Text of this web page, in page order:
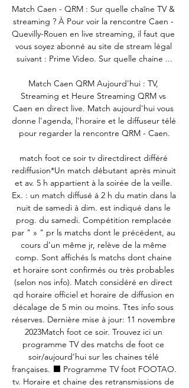
Match Caen - QRM : Sur quelle chaîne TV &
streaming ? À Pour voir la rencontre Caen -
Quevilly-Rouen en live streaming, il faut que
vous soyez abonné au site de stream légal
suivant : Prime Video. Sur quelle chaine ...
Match Caen QRM Aujourd'hui : TV,
Streaming et Heure Streaming QRM vs
Caen en direct live. Match aujourd'hui vous
donne l'agenda, l'horaire et le diffuseur télé
pour regarder la rencontre QRM - Caen.
match foot ce soir tv directdirect différé
rediffusion*Un match débutant après minuit
et av. 5 h appartient à la soirée de la veille.
Ex. : un match diffusé à 2 h du matin dans la
nuit de samedi à dim. est indiqué dans le
prog. du samedi. Compétition remplacée
par " » " pr ls matchs dont le précédent, au
cours d’un même jr, relève de la même
comp. Sont affichés ls matchs dont chaine
et horaire sont confirmés ou très probables
(selon nos info). Match considéré en direct
qd horaire officiel et horaire de diffusion en
décalage de 5 min ou moins. Ttes info sous
réserves. Dernière mise à jour: 11 novembre
2023Match foot ce soir. Trouvez ici un
programme TV des matchs de foot ce
soir/aujourd’hui sur les chaines télé
françaises. ⬛ Programme TV foot FOOTAO.
tv. Horaire et chaine des retransmissions de